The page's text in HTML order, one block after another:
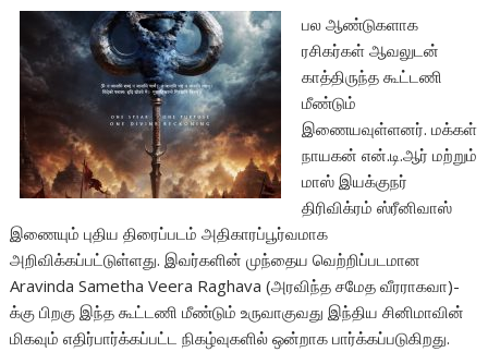
பல ஆண்டுகளாக
ரசிகர்கள் ஆவலுடன்
காத்திருந்த கூட்டணி
மீண்டும்
இணையவுள்ளனர். மக்கள்
நாயகன் என்.டி.ஆர் மற்றும்
மாஸ் இயக்குநர்
திரிவிக்ரம் ஸ்ரீனிவாஸ்
இணையும் புதிய திரைப்படம் அதிகாரப்பூர்வமாக
அறிவிக்கப்பட்டுள்ளது. இவர்களின் முந்தைய வெற்றிப்படமான
Aravinda Sametha Veera Raghava (அரவிந்த சமேத வீரராகவா)-
க்கு பிறகு இந்த கூட்டணி மீண்டும் உருவாகுவது இந்திய சினிமாவின்
மிகவும் எதிர்பார்க்கப்பட்ட நிகழ்வுகளில் ஒன்றாக பார்க்கப்படுகிறது.